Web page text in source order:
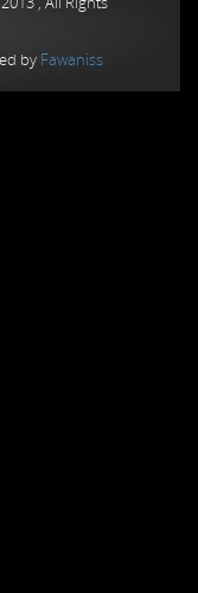
by Fawaniss